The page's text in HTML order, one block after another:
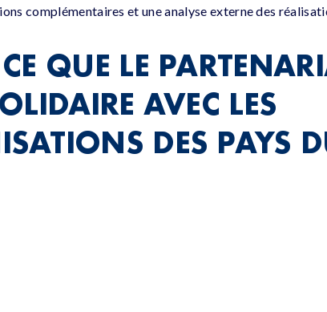
complémentaires et une analyse externe des
QUE LE
AVEC LES
DES PAYS